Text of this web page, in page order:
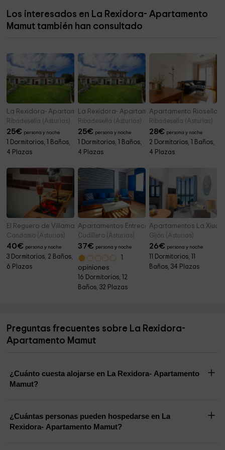
Ermita de San Ramón 2,0 km
Los interesados en La Rexidora- Apartamento
Mamut también han consultado
La Rexidora- Apartamento Rinoceronte Lanudo
Ribadesella (Asturias)
25€ persona y noche
1 Dormitorios, 1 Baños,
4 Plazas
La Rexidora- Apartamento Reno
Ribadesella (Asturias)
25€ persona y noche
1 Dormitorios, 1 Baños,
4 Plazas
Apartamento Riosella
Ribadesella (Asturias)
28€ persona y noche
2 Dormitorios, 1 Baños,
4 Plazas
El Reguero de Villamarín
Candamo (Asturias)
40€ persona y noche
3 Dormitorios, 2 Baños,
6 Plazas
Apartamentos Entrecalles
Cudillero (Asturias)
37€ persona y noche
opiniones
16 Dormitorios, 12
Baños, 32 Plazas
Apartamentos La Xiuca
Gijón (Asturias)
26€ persona y noche
11 Dormitorios, 11
Baños, 34 Plazas
Preguntas frecuentes sobre La Rexidora-
Apartamento Mamut
¿Cuánto cuesta alojarse en La Rexidora- Apartamento
Mamut?
¿Cuántas personas pueden hospedarse en La
Rexidora- Apartamento Mamut?